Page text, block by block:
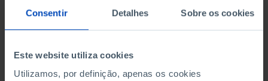
Consentir Detalhes Sobre os cookies
Este website utiliza cookies
Utilizamos, por definição, apenas os cookies
DATA DE FIM